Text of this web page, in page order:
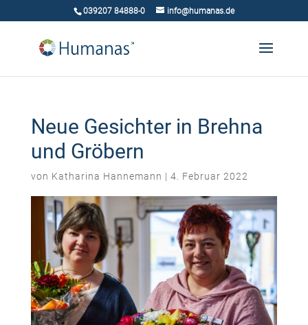
039207 84888-0 info@humanas.de
Neue Gesichter in Brehna
und Gröbern
von Katharina Hannemann | 4. Februar 2022